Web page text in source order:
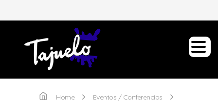
Home
Eventos / Conferencias